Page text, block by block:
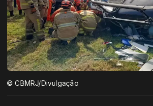
© CBMRJ/Divulgação